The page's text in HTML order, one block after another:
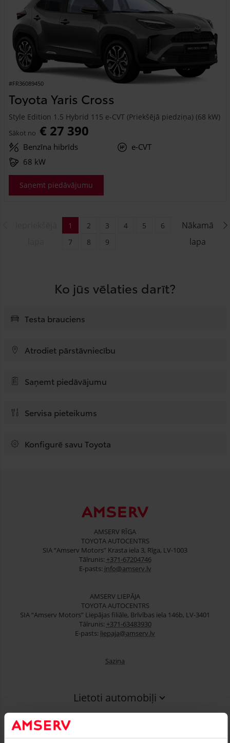
#FR36089450
Toyota Yaris Cross
Style Edition 1.5 Hybrid 115 e-CVT (Priekšējā piedziņa) (68 kW)
Sākot no € 27 390
Benzīna hibrīds
e-CVT
68 kW
Saņemt piedāvājumu
Nākamā
lapa
1 2 3 4 5
6
7
8 9
Ko jūs vēlaties darīt?
Testa brauciens
Atrodiet pārstāvniecību
Saņemt piedāvājumu
Servisa pieteikums
Konfigurē savu Toyota
AMSERV RĪGA
TOYOTA AUTOCENTRS
SIA “Amserv Motors” Krasta iela 3, Rīga, LV-1003
Tālrunis: +371-67204746
E-pasts: info@amserv.lv
AMSERV LIEPĀJA
TOYOTA AUTOCENTRS
SIA “Amserv Motors” Liepājas filiāle, Brīvības iela 146b, LV-3401
Tālrunis: +371-63483930
E-pasts: liepaja@amserv.lv
Saziņa
Lietoti automobiļi
Serviss